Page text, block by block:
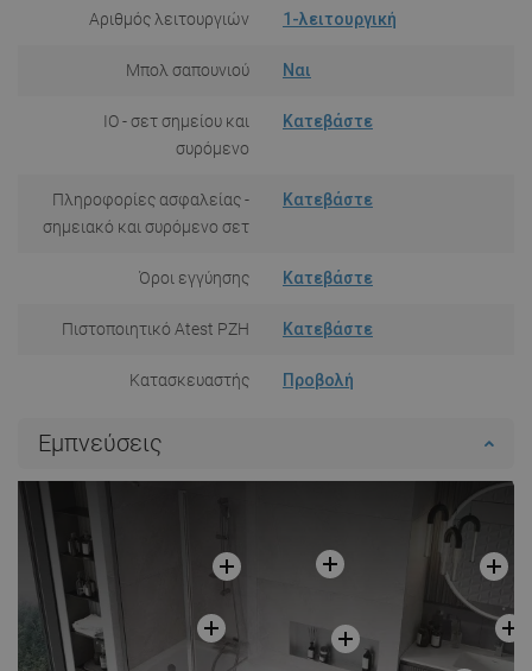
Αριθμός λειτουργιών 1-λειτουργική
Μπολ σαπουνιού Ναι
IO - σετ σημείου και
συρόμενο
Κατεβάστε
Πληροφορίες ασφαλείας -
σημειακό και συρόμενο σετ
Κατεβάστε
Όροι εγγύησης Κατεβάστε
Πιστοποιητικό Atest PZH Κατεβάστε
Κατασκευαστής Προβολή
Εμπνεύσεις